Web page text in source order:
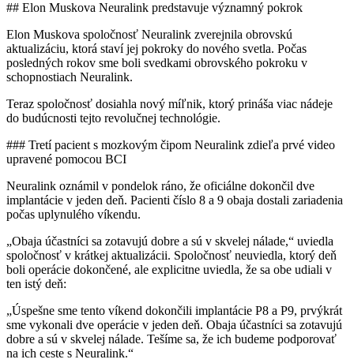
## Elon Muskova Neuralink predstavuje významný pokrok
Elon Muskova spoločnosť Neuralink zverejnila obrovskú
aktualizáciu, ktorá staví jej pokroky do nového svetla. Počas
posledných rokov sme boli svedkami obrovského pokroku v
schopnostiach Neuralink.
Teraz spoločnosť dosiahla nový míľnik, ktorý prináša viac nádeje
do budúcnosti tejto revolučnej technológie.
### Tretí pacient s mozkovým čipom Neuralink zdieľa prvé video
upravené pomocou BCI
Neuralink oznámil v pondelok ráno, že oficiálne dokončil dve
implantácie v jeden deň. Pacienti číslo 8 a 9 obaja dostali zariadenia
počas uplynulého víkendu.
„Obaja účastníci sa zotavujú dobre a sú v skvelej nálade,“ uviedla
spoločnosť v krátkej aktualizácii. Spoločnosť neuviedla, ktorý deň
boli operácie dokončené, ale explicitne uviedla, že sa obe udiali v
ten istý deň:
„Úspešne sme tento víkend dokončili implantácie P8 a P9, prvýkrát
sme vykonali dve operácie v jeden deň. Obaja účastníci sa zotavujú
dobre a sú v skvelej nálade. Tešíme sa, že ich budeme podporovať
na ich ceste s Neuralink.“